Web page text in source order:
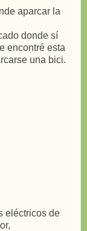
aparcar la
donde sí
encontré esta
una bici.
eléctricos de